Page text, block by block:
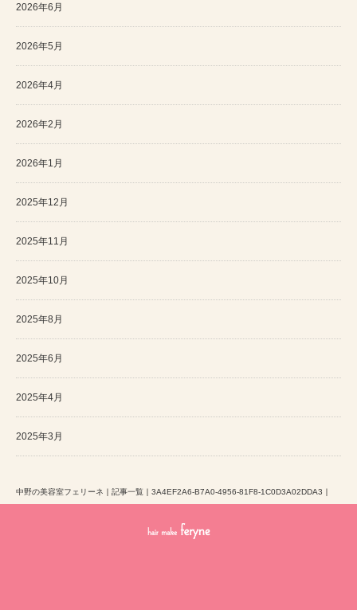
2026年6月
2026年5月
2026年4月
2026年2月
2026年1月
2025年12月
2025年11月
2025年10月
2025年8月
2025年6月
2025年4月
2025年3月
中野の美容室フェリーネ ｜ 記事一覧 ｜ 3A4EF2A6-B7A0-4956-81F8-1C0D3A02DDA3 ｜